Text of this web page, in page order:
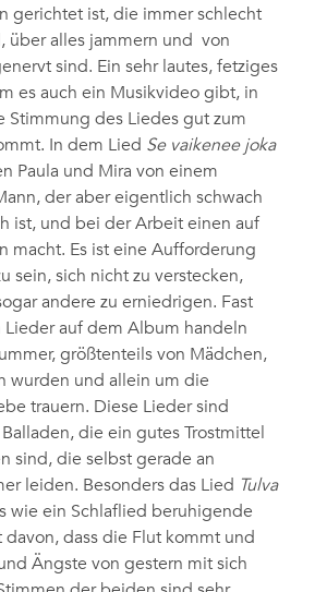
gerichtet ist, die immer schlecht
über alles jammern und von
sind. Ein sehr lautes, fetziges
es auch ein Musikvideo gibt, in
Stimmung des Liedes gut zum
In dem Lied Se vaikenee joka
Paula und Mira von einem
der aber eigentlich schwach
ist, und bei der Arbeit einen auf
macht. Es ist eine Aufforderung
sein, sich nicht zu verstecken,
andere zu erniedrigen. Fast
Lieder auf dem Album handeln
größtenteils von Mädchen,
wurden und allein um die
trauern. Diese Lieder sind
die ein gutes Trostmittel
sind, die selbst gerade an
leiden. Besonders das Lied Tulva
wie ein Schlaflied beruhigende
davon, dass die Flut kommt und
Ängste von gestern mit sich